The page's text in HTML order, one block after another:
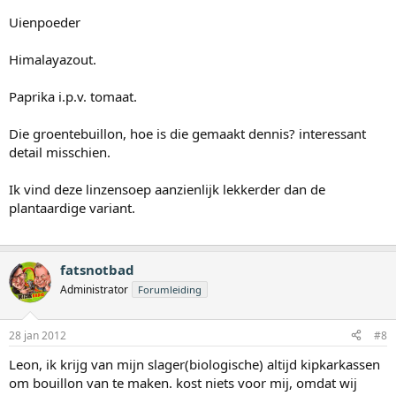
Uienpoeder
Himalayazout.
Paprika i.p.v. tomaat.
Die groentebuillon, hoe is die gemaakt dennis? interessant
detail misschien.
Ik vind deze linzensoep aanzienlijk lekkerder dan de
plantaardige variant.
fatsnotbad
Administrator Forumleiding
28 jan 2012 #8
Leon, ik krijg van mijn slager(biologische) altijd kipkarkassen
om bouillon van te maken. kost niets voor mij, omdat wij